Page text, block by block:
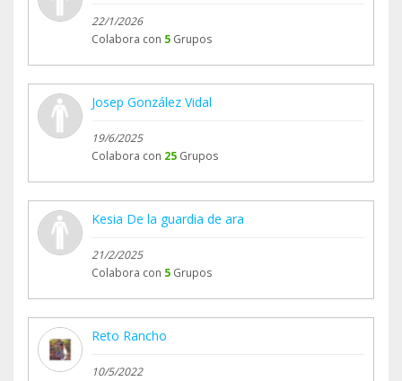
22/1/2026
Colabora con 5 Grupos
Josep González Vidal
19/6/2025
Colabora con 25 Grupos
Kesia De la guardia de ara
21/2/2025
Colabora con 5 Grupos
Reto Rancho
10/5/2022